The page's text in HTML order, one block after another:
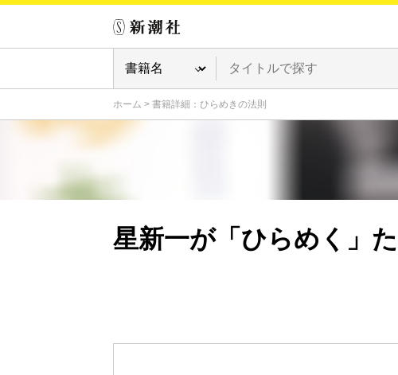
ホーム > 書籍詳細：ひらめきの法則
星新一が「ひらめく」